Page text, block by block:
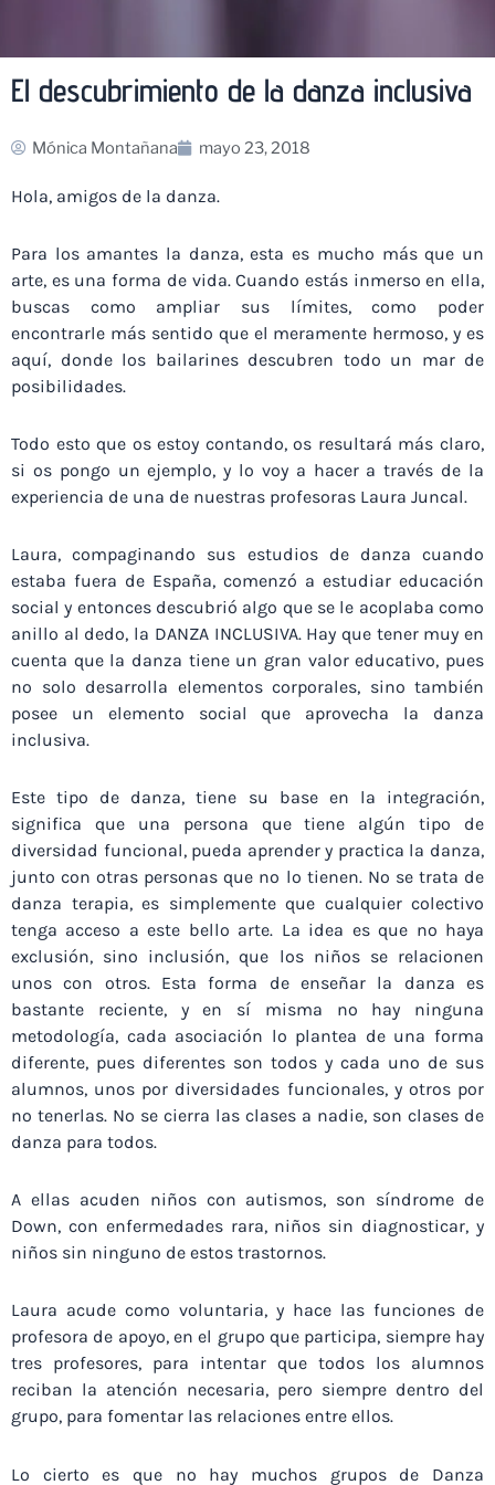
El descubrimiento de la danza inclusiva
Mónica Montañana mayo 23, 2018
Hola, amigos de la danza.
Para los amantes la danza, esta es mucho más que un
arte, es una forma de vida. Cuando estás inmerso en ella,
buscas como ampliar sus límites, como poder
encontrarle más sentido que el meramente hermoso, y es
aquí, donde los bailarines descubren todo un mar de
posibilidades.
Todo esto que os estoy contando, os resultará más claro,
si os pongo un ejemplo, y lo voy a hacer a través de la
experiencia de una de nuestras profesoras Laura Juncal.
Laura, compaginando sus estudios de danza cuando
estaba fuera de España, comenzó a estudiar educación
social y entonces descubrió algo que se le acoplaba como
anillo al dedo, la DANZA INCLUSIVA. Hay que tener muy en
cuenta que la danza tiene un gran valor educativo, pues
no solo desarrolla elementos corporales, sino también
posee un elemento social que aprovecha la danza
inclusiva.
Este tipo de danza, tiene su base en la integración,
significa que una persona que tiene algún tipo de
diversidad funcional, pueda aprender y practica la danza,
junto con otras personas que no lo tienen. No se trata de
danza terapia, es simplemente que cualquier colectivo
tenga acceso a este bello arte. La idea es que no haya
exclusión, sino inclusión, que los niños se relacionen
unos con otros. Esta forma de enseñar la danza es
bastante reciente, y en sí misma no hay ninguna
metodología, cada asociación lo plantea de una forma
diferente, pues diferentes son todos y cada uno de sus
alumnos, unos por diversidades funcionales, y otros por
no tenerlas. No se cierra las clases a nadie, son clases de
danza para todos.
A ellas acuden niños con autismos, son síndrome de
Down, con enfermedades rara, niños sin diagnosticar, y
niños sin ninguno de estos trastornos.
Laura acude como voluntaria, y hace las funciones de
profesora de apoyo, en el grupo que participa, siempre hay
tres profesores, para intentar que todos los alumnos
reciban la atención necesaria, pero siempre dentro del
grupo, para fomentar las relaciones entre ellos.
Lo cierto es que no hay muchos grupos de Danza